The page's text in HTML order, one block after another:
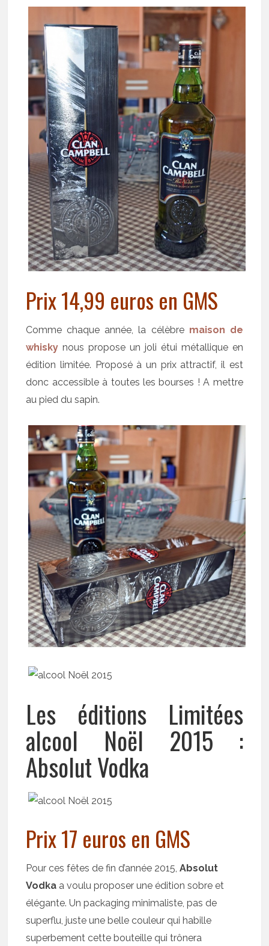
Prix 14,99 euros en GMS
Comme chaque année, la célèbre maison de
whisky nous propose un joli étui métallique en
édition limitée. Proposé à un prix attractif, il est
donc accessible à toutes les bourses ! A mettre
au pied du sapin.
Les éditions Limitées
alcool Noël 2015 :
Absolut Vodka
Prix 17 euros en GMS
Pour ces fêtes de fin d’année 2015,Absolut
Vodka a voulu proposer une édition sobre et
élégante. Un packaging minimaliste, pas de
superflu, juste une belle couleur qui habille
superbement cette bouteille qui trônera